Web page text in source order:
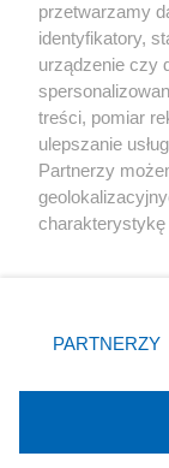
Kultura
X
przetwarzamy
identyfikatory,
urządzenie czy
treści, pomiar
ulepszanie
Partnerzy
charakterystykę
zmienić/
znajdujący się
rodzaje
użytkownika,
PARTNERZY